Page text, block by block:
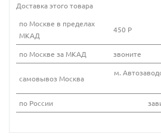
Доставка этого товара
по Москве в пределах
МКАД
450 Р
по Москве за МКАД звоните
самовывоз Москва
м.
по России